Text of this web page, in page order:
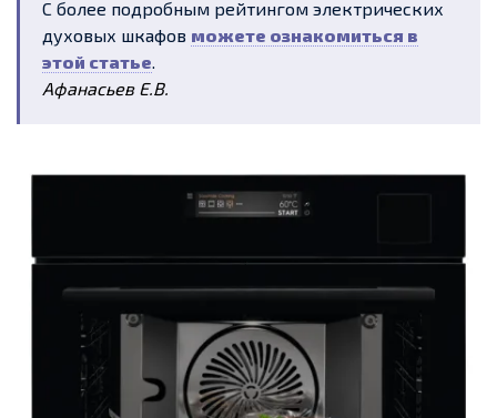
С более подробным рейтингом электрических
духовых шкафов можете ознакомиться в
этой статье
Афанасьев Е.В.